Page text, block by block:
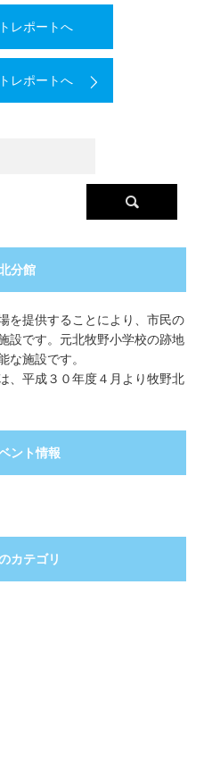
レポートへ
レポートへ
分館
を提供することにより、市民の
設です。元北牧野小学校の跡地
な施設です。
、平成３０年度４月より牧野北
ント情報
カテゴリ